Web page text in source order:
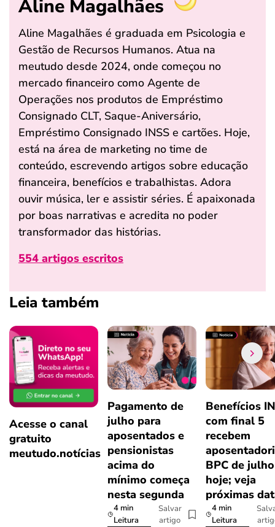
Aline Magalhães
Aline Magalhães é graduada em Psicologia e
Gestão de Recursos Humanos. Atua na
meutudo desde 2024, onde começou no
mercado financeiro como Agente de
Operações nos produtos de Empréstimo
Consignado CLT, Saque-Aniversário,
Empréstimo Consignado INSS e cartões. Hoje,
está na área de marketing no time de
conteúdo, escrevendo artigos sobre educação
financeira, benefícios e trabalhistas. Adora
ouvir música, ler e assistir séries. É apaixonada
por boas narrativas e acredita no poder
transformador das histórias.
554 artigos escritos
Leia também
Acesse o canal
gratuito
meutudo.notícias
Pagamento de
julho para
aposentados e
pensionistas
acima do
mínimo começa
nesta segunda
4 min
Leitura
Salvar
artigo
Benefícios
com final 5
recebem
BPC de julho
hoje; veja
próximas
4 min
Leitura